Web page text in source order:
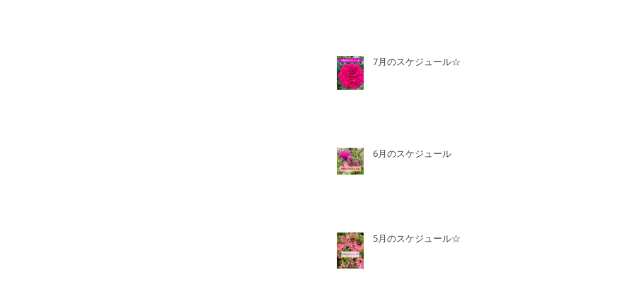
7月のスケジュール☆
6月のスケジュール
5月のスケジュール☆